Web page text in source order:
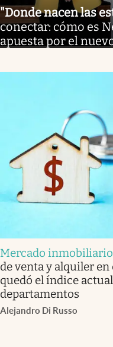
"Donde nacen las
conectar: cómo es
apuesta por el
Mercado inmobiliario
de venta y alquiler en
quedó el índice
departamentos
Alejandro Di Russo